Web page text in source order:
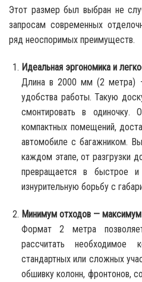
Этот размер был выбран не
запросам современных
ряд неоспоримых преимуществ.
Идеальная эргономика и
Длина в 2000 мм (2 метра)
удобства работы. Такую
смонтировать в одиночку.
компактных помещений,
автомобиле с багажником.
каждом этапе, от разгрузки
превращается в быстрое
изнурительную борьбу с
Минимум отходов —
Формат 2 метра
рассчитать необходимое
стандартных или сложных
обшивку колонн, фронтонов,